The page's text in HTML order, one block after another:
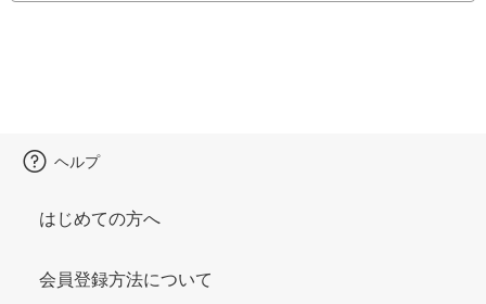
ヘルプ
はじめての方へ
会員登録方法について